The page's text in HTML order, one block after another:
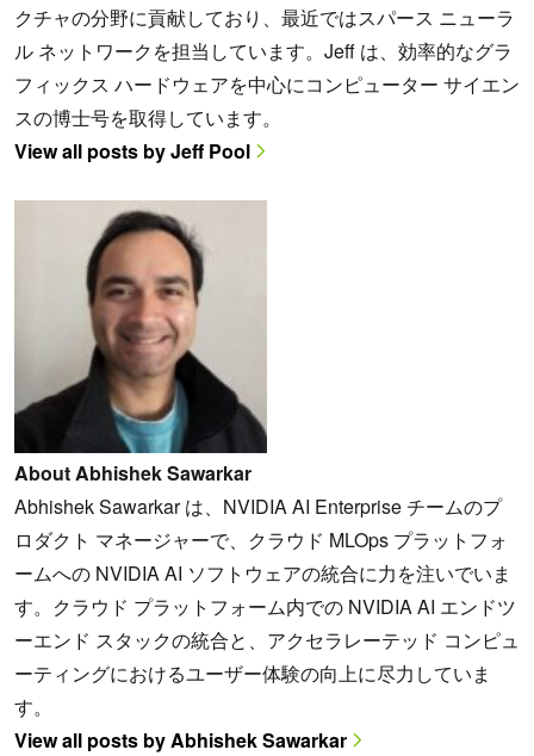
クチャの分野に貢献しており、最近ではスパース ニューラ
ル ネットワークを担当しています。Jeff は、効率的なグラ
フィックス ハードウェアを中心にコンピューター サイエン
スの博士号を取得しています。
View all posts by Jeff Pool
About Abhishek Sawarkar
Abhishek Sawarkar は、NVIDIA AI Enterprise チームのプ
ロダクト マネージャーで、クラウド MLOps プラットフォ
ームへの NVIDIA AI ソフトウェアの統合に力を注いでいま
す。クラウド プラットフォーム内での NVIDIA AI エンドツ
ーエンド スタックの統合と、アクセラレーテッド コンピュ
ーティングにおけるユーザー体験の向上に尽力していま
す。
View all posts by Abhishek Sawarkar